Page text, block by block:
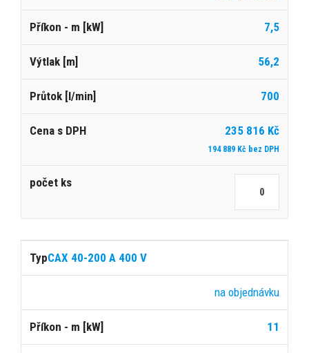
7,5
56,2
700
235 816 Kč
194 889 Kč bez DPH
CAX 40-200 A 400 V
na objednávku
11